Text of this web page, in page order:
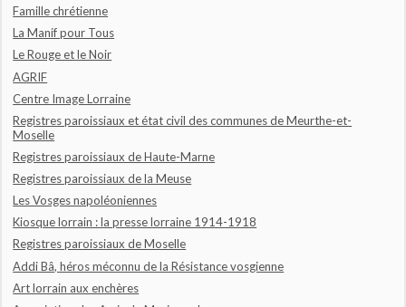
Famille chrétienne
La Manif pour Tous
Le Rouge et le Noir
AGRIF
Centre Image Lorraine
Registres paroissiaux et état civil des communes de Meurthe-et-
Moselle
Registres paroissiaux de Haute-Marne
Registres paroissiaux de la Meuse
Les Vosges napoléoniennes
Kiosque lorrain : la presse lorraine 1914-1918
Registres paroissiaux de Moselle
Addi Bâ, héros méconnu de la Résistance vosgienne
Art lorrain aux enchères